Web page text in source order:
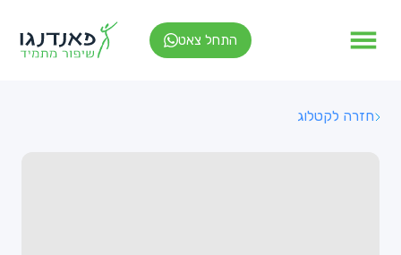
התחל צאט
חזרה לקטלוג